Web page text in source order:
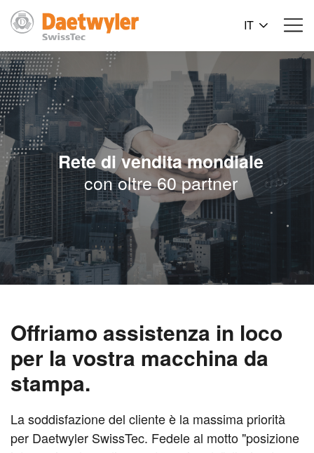
IT
Rete di vendita mondiale
con oltre 60 partner
Offriamo assistenza in loco
per la vostra macchina da
stampa.
La soddisfazione del cliente è la massima priorità
per Daetwyler SwissTec. Fedele al motto "posizione